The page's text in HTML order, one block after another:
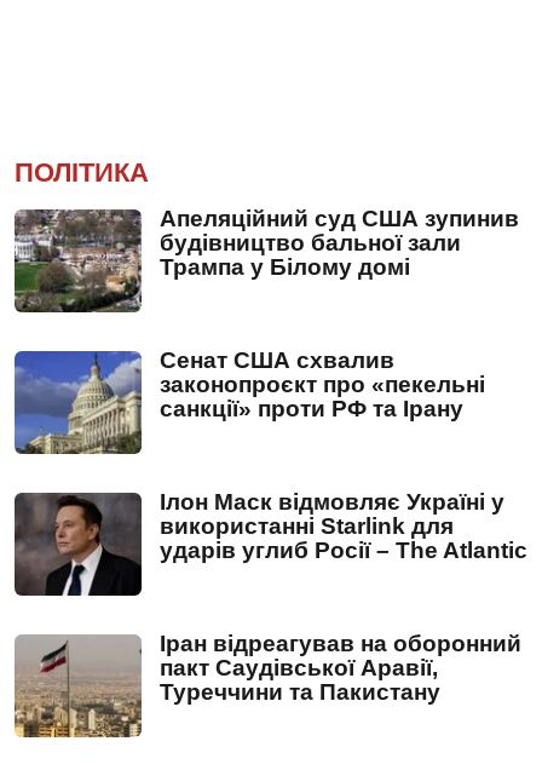
ПОЛІТИКА
Апеляційний суд США зупинив
будівництво бальної зали
Трампа у Білому домі
Сенат США схвалив
законопроєкт про «пекельні
санкції» проти РФ та Ірану
Ілон Маск відмовляє Україні у
використанні Starlink для
ударів углиб Росії – The Atlantic
Іран відреагував на оборонний
пакт Саудівської Аравії,
Туреччини та Пакистану